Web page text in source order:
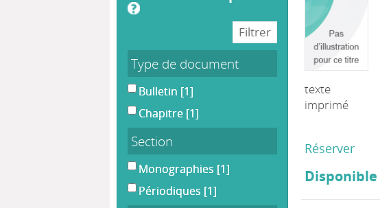
texte
imprimé
Réserver
Disponible
Type de document
Bulletin [1]
Chapitre [1]
Section
Monographies [1]
Périodiques [1]